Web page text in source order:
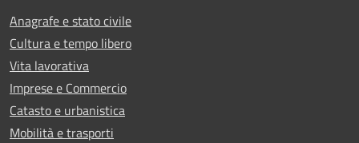
Anagrafe e stato civile
Cultura e tempo libero
Vita lavorativa
Imprese e Commercio
Catasto e urbanistica
Mobilità e trasporti